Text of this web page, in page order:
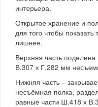
интерьера.
Открытое хранение и
для того чтобы показать
лишнее.
Верхняя часть
В.307 х Г.282 мм
Нижняя часть –
несъёмная полка,
равные части Ш.418 х